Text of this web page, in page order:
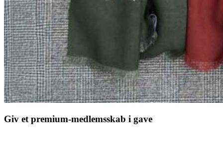
Giv et premium-medlemsskab i gave